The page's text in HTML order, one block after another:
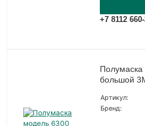
+7 8112
большой
Артикул:
Бренд: